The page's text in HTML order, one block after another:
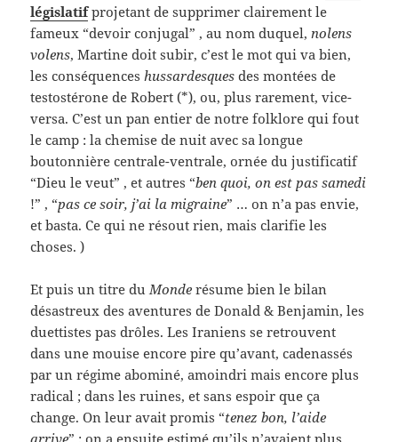
législatifprojetant de supprimer clairement le
fameux “devoir conjugal” , au nom duquel,nolens
volens, Martine doit subir, c’est le mot qui va bien,
les conséquenceshussardesquesdes montées de
testostérone de Robert (*), ou, plus rarement, vice-
versa. C’est un pan entier de notre folklore qui fout
le camp : la chemise de nuit avec sa longue
boutonnière centrale-ventrale, ornée du justificatif
“Dieu le veut” , et autres “ben quoi, on est pas samedi
!” , “pas ce soir, j’ai la migraine” … on n’a pas envie,
et basta. Ce qui ne résout rien, mais clarifie les
choses. )
Et puis un titre duMonderésume bien le bilan
désastreux des aventures de Donald & Benjamin, les
duettistes pas drôles. Les Iraniens se retrouvent
dans une mouise encore pire qu’avant, cadenassés
par un régime abominé, amoindri mais encore plus
radical ; dans les ruines, et sans espoir que ça
change. On leur avait promis “tenez bon, l’aide